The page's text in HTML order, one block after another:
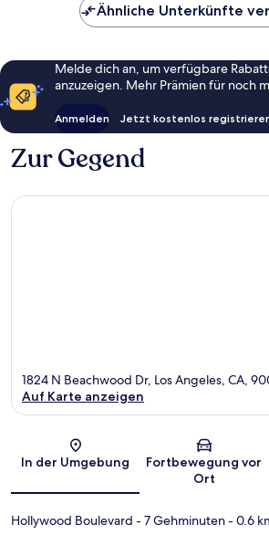
Ähnliche Unterkünfte
Melde dich an, um verfügbare
anzuzeigen. Mehr Prämien für noch
Anmelden Jetzt kostenlos
Zur Gegend
Karte
1824 N Beachwood Dr, Los Angeles, CA,
Auf Karte anzeigen
In der Umgebung
Fortbewegung vor
Ort
Hollywood Boulevard - 7 Gehminuten- 0.6